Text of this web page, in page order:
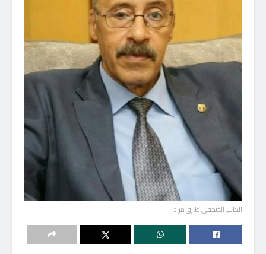
الكاتب الصحفى طارق مراد